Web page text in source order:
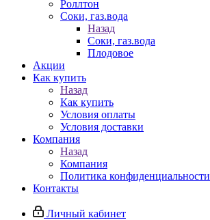
Роллтон
Соки, газ.вода
Назад
Соки, газ.вода
Плодовое
Акции
Как купить
Назад
Как купить
Условия оплаты
Условия доставки
Компания
Назад
Компания
Политика конфиденциальности
Контакты
Личный кабинет